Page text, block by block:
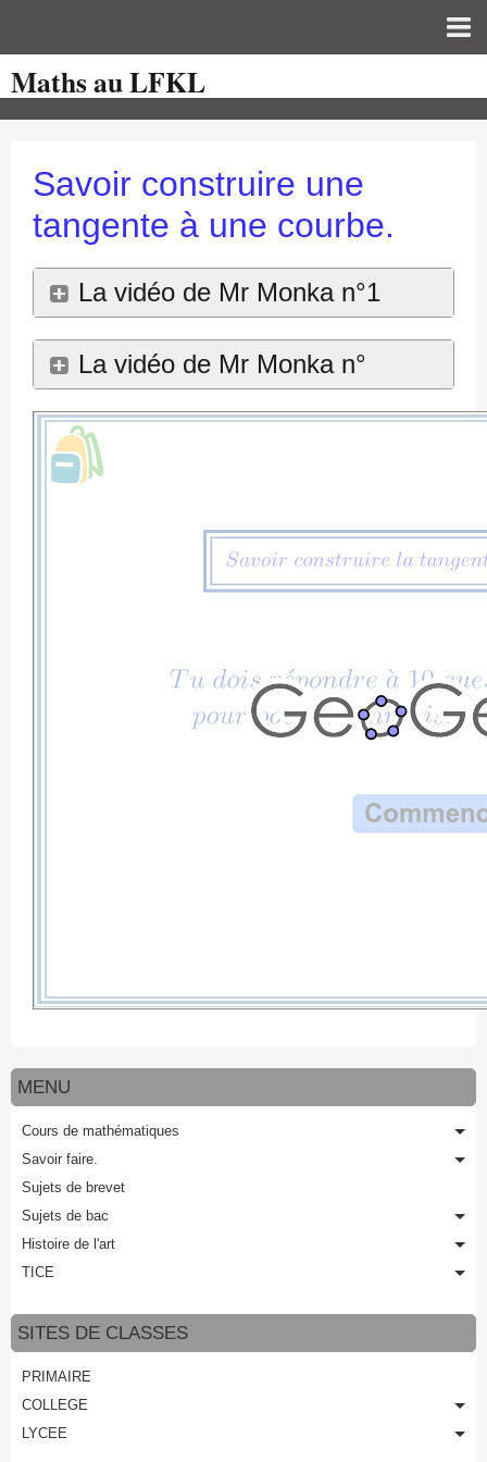
Page d'accueil
Pour les Profs
auto-évaluations
TICE
Sujets de bac
Orientation
Maths au LFKL
Savoir construire une
tangente à une courbe.
La vidéo de Mr Monka n°1
La vidéo de Mr Monka n°
MENU
Cours de mathématiques
Savoir faire.
Sujets de brevet
Sujets de bac
Histoire de l'art
TICE
SITES DE CLASSES
PRIMAIRE
COLLEGE
LYCEE